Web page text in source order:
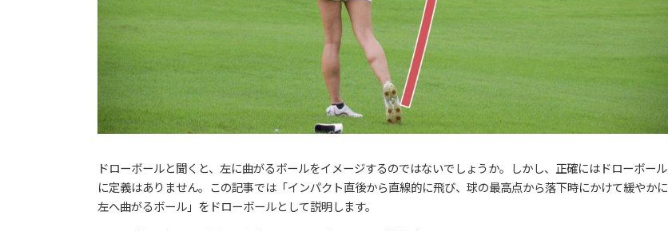
ドローボールと聞くと、左に曲がるボールをイメージするのではないでしょうか。しかし、正確にはドローボール
に定義はありません。この記事では「インパクト直後から直線的に飛び、球の最高点から落下時にかけて緩やかに
左へ曲がるボール」をドローボールとして説明します。